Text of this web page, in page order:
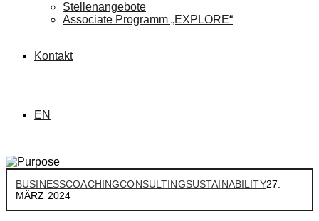
Stellenangebote
Associate Programm „EXPLORE“
Kontakt
EN
BUSINESSCOACHINGCONSULTINGSUSTAINABILITY27.
MÄRZ 2024